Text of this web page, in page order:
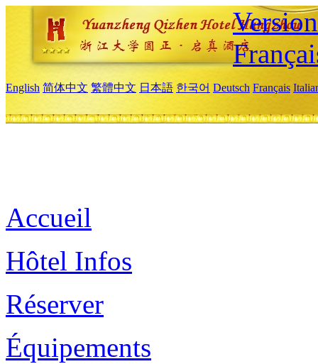
English 简体中文 繁體中文 日本語 한국어 Deutsch Français
Accueil
Hôtel Infos
Réserver
Équipements